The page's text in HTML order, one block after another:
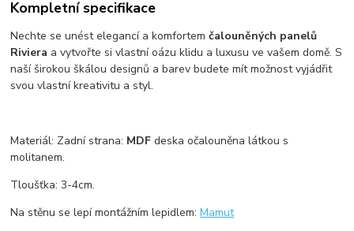
Kompletní specifikace
Nechte se unést elegancí a komfortemčalouněných panelů
Riviera a vytvořte si vlastní oázu klidu a luxusu ve vašem domě. S
naší širokou škálou designů a barev budete mít možnost vyjádřit
svou vlastní kreativitu a styl.
Materiál: Zadní strana: MDF deska očalouněna látkou s
molitanem.
Tloušťka: 3-4cm.
Na stěnu se lepí montážním lepidlem:Mamut